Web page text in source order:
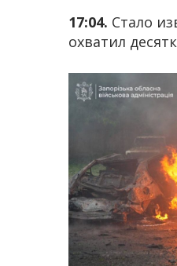
17:04. Стало
охватил